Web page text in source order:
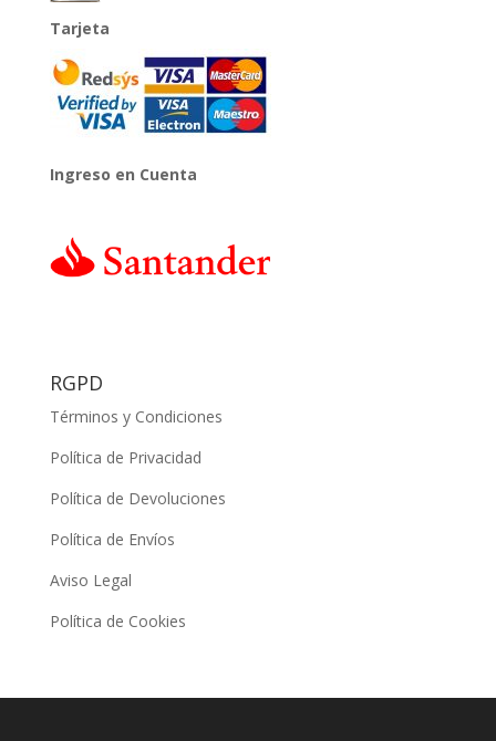
Tarjeta
Ingreso en Cuenta
RGPD
Términos y Condiciones
Política de Privacidad
Política de Devoluciones
Política de Envíos
Aviso Legal
Política de Cookies